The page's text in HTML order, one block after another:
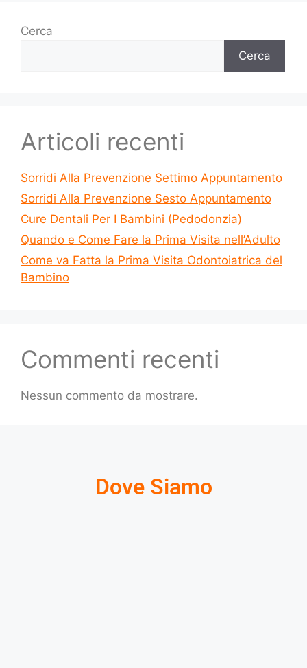
Cerca
Cerca
Articoli recenti
Sorridi Alla Prevenzione Settimo Appuntamento
Sorridi Alla Prevenzione Sesto Appuntamento
Cure Dentali Per I Bambini (Pedodonzia)
Quando e Come Fare la Prima Visita nell’Adulto
Come va Fatta la Prima Visita Odontoiatrica del
Bambino
Commenti recenti
Nessun commento da mostrare.
Dove Siamo